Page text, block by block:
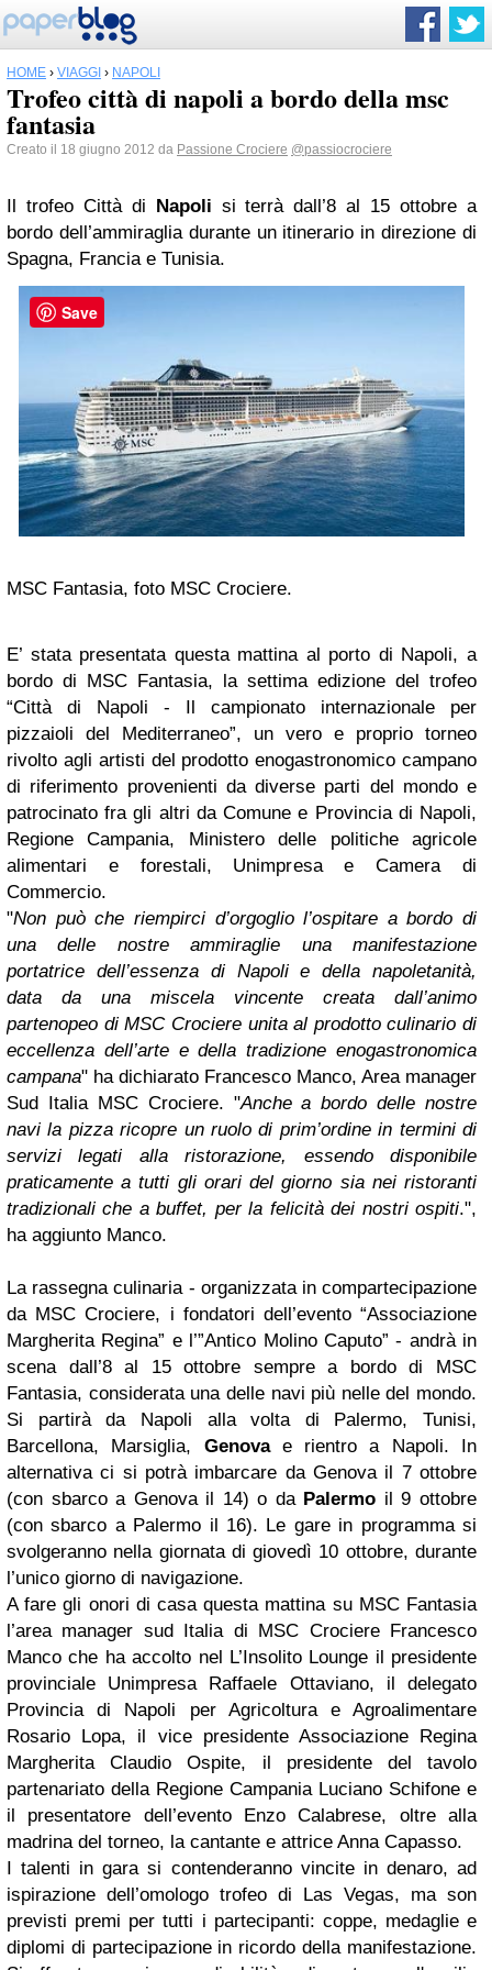
HOME › VIAGGI › NAPOLI
Trofeo città di napoli a bordo della msc
fantasia
Creato il 18 giugno 2012 da Passione Crociere @passiocrociere
Il trofeo Città di Napoli si terrà dall’8 al 15 ottobre a
bordo dell’ammiraglia durante un itinerario in direzione di
Spagna, Francia e Tunisia.
MSC Fantasia, foto MSC Crociere.
E’ stata presentata questa mattina al porto di Napoli, a
bordo di MSC Fantasia, la settima edizione del trofeo
“Città di Napoli - Il campionato internazionale per
pizzaioli del Mediterraneo”, un vero e proprio torneo
rivolto agli artisti del prodotto enogastronomico campano
di riferimento provenienti da diverse parti del mondo e
patrocinato fra gli altri da Comune e Provincia di Napoli,
Regione Campania, Ministero delle politiche agricole
alimentari e forestali, Unimpresa e Camera di
Commercio.
"Non può che riempirci d’orgoglio l’ospitare a bordo di
una delle nostre ammiraglie una manifestazione
portatrice dell’essenza di Napoli e della napoletanità,
data da una miscela vincente creata dall’animo
partenopeo di MSC Crociere unita al prodotto culinario di
eccellenza dell’arte e della tradizione enogastronomica
campana" ha dichiarato Francesco Manco, Area manager
Sud Italia MSC Crociere. "Anche a bordo delle nostre
navi la pizza ricopre un ruolo di prim’ordine in termini di
servizi legati alla ristorazione, essendo disponibile
praticamente a tutti gli orari del giorno sia nei ristoranti
tradizionali che a buffet, per la felicità dei nostri ospiti.",
ha aggiunto Manco.
La rassegna culinaria - organizzata in compartecipazione
da MSC Crociere, i fondatori dell’evento “Associazione
Margherita Regina” e l’”Antico Molino Caputo” - andrà in
scena dall’8 al 15 ottobre sempre a bordo di MSC
Fantasia, considerata una delle navi più nelle del mondo.
Si partirà da Napoli alla volta di Palermo, Tunisi,
Barcellona, Marsiglia, Genovae rientro a Napoli. In
alternativa ci si potrà imbarcare da Genova il 7 ottobre
(con sbarco a Genova il 14) o da Palermo il 9 ottobre
(con sbarco a Palermo il 16). Le gare in programma si
svolgeranno nella giornata di giovedì 10 ottobre, durante
l’unico giorno di navigazione.
A fare gli onori di casa questa mattina su MSC Fantasia
l’area manager sud Italia di MSC Crociere Francesco
Manco che ha accolto nel L’Insolito Lounge il presidente
provinciale Unimpresa Raffaele Ottaviano, il delegato
Provincia di Napoli per Agricoltura e Agroalimentare
Rosario Lopa, il vice presidente Associazione Regina
Margherita Claudio Ospite, il presidente del tavolo
partenariato della Regione Campania Luciano Schifone e
il presentatore dell’evento Enzo Calabrese, oltre alla
madrina del torneo, la cantante e attrice Anna Capasso.
I talenti in gara si contenderanno vincite in denaro, ad
ispirazione dell’omologo trofeo di Las Vegas, ma son
previsti premi per tutti i partecipanti: coppe, medaglie e
diplomi di partecipazione in ricordo della manifestazione.
Save